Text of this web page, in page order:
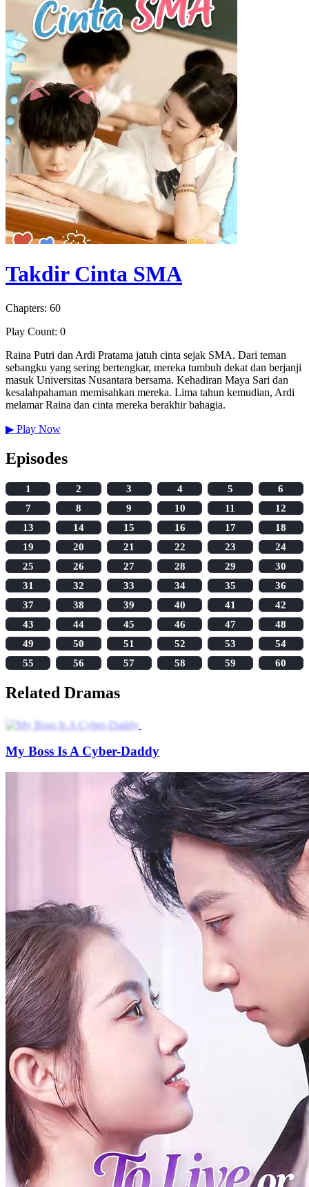
Takdir Cinta SMA
Chapters: 60
Play Count: 0
Raina Putri dan Ardi Pratama jatuh cinta sejak SMA. Dari teman
sebangku yang sering bertengkar, mereka tumbuh dekat dan berjanji
masuk Universitas Nusantara bersama. Kehadiran Maya Sari dan
kesalahpahaman memisahkan mereka. Lima tahun kemudian, Ardi
melamar Raina dan cinta mereka berakhir bahagia.
▶ Play Now
Episodes
1 2 3 4 5
6
7
8 9 10 11
12
13
14 15 16 17
18
19
20 21 22 23
24
25
26 27 28 29
30
31
32 33 34 35
36
37
38 39 40 41
42
43
44 45 46 47
48
49
50 51 52 53
54
55
56 57 58 59 60
Related Dramas
My Boss Is A Cyber-Daddy